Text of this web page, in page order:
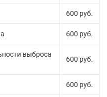
600 руб.
600 руб.
выброса
600 руб.
600 руб.